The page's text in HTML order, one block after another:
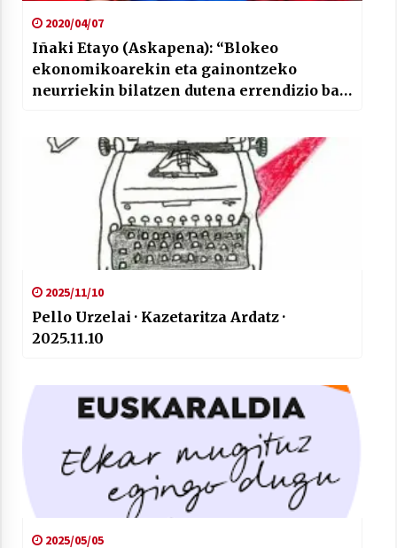
2020/04/07
Iñaki Etayo (Askapena): “Blokeo
ekonomikoarekin eta gainontzeko
neurriekin bilatzen dutena errendizio bat
2025/11/10
Pello Urzelai · Kazetaritza Ardatz ·
2025.11.10
2025/05/05